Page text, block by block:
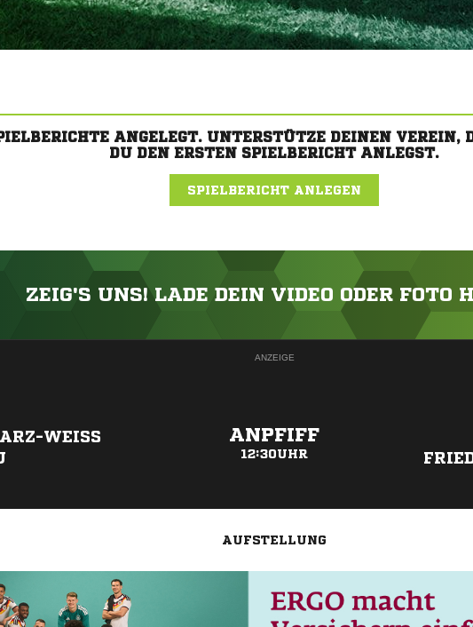
ANGELEGT. UNTERSTÜTZE DEINEN
DU DEN ERSTEN SPIELBERICHT ANLEGST.
SPIELBERICHT ANLEGEN
ZEIG'S UNS! LADE DEIN VIDEO ODER FOTO
ANZEIGE
WEISS S
ANPFIFF
12:30UHR
AUFSTELLUNG